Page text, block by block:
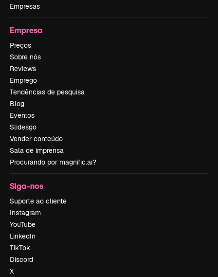
Empresas
Empresa
Preços
Sobre nós
Reviews
Emprego
Tendências de pesquisa
Blog
Eventos
Slidesgo
Vender conteúdo
Sala de imprensa
Procurando por magnific.ai?
Siga-nos
Suporte ao cliente
Instagram
YouTube
LinkedIn
TikTok
Discord
X